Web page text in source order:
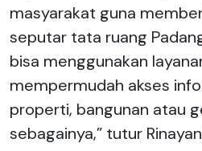
masyarakat guna
seputar tata ruang
bisa menggunakan
mempermudah akses
properti, bangunan atau
sebagainya,” tutur